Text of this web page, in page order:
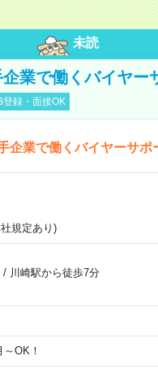
未読
業で働くバイヤー
登録・面接OK
企業で働くバイヤーサポ
規定あり)
/ 川崎駅から徒歩7分
OK！